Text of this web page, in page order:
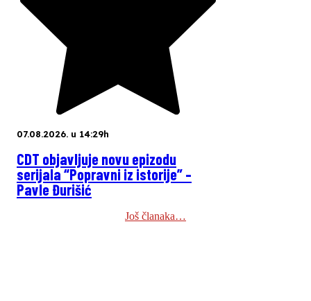
07.08.2026. u 14:29h
CDT objavljuje novu epizodu
serijala “Popravni iz istorije” –
Pavle Đurišić
Još članaka…